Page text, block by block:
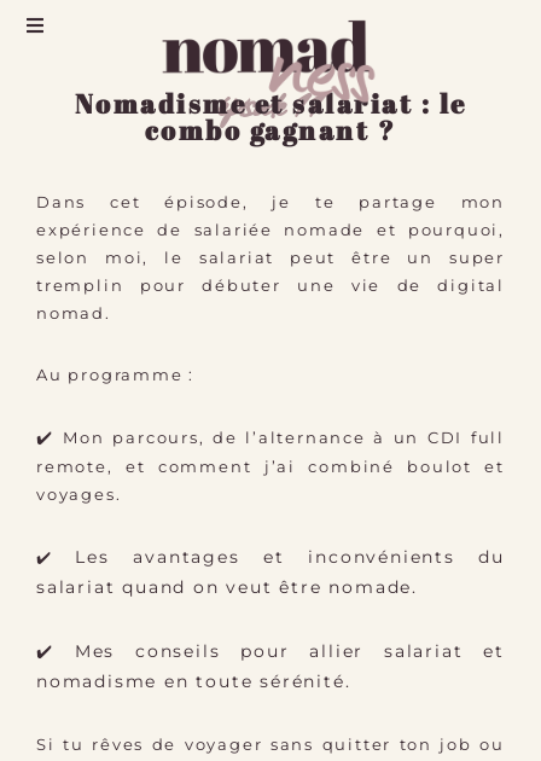
épisode 11
Nomadisme et salariat : le
combo gagnant ?
Dans cet épisode, je te partage mon
expérience de salariée nomade et pourquoi,
selon moi, le salariat peut être un super
tremplin pour débuter une vie de digital
nomad.
Au programme :
✔️
Mon parcours, de l’alternance à un CDI full
remote, et comment j’ai combiné boulot et
voyages.
✔️ Les avantages et inconvénients du
salariat quand on veut être nomade.
✔️ Mes conseils pour allier salariat et
nomadisme en toute sérénité.
Si tu rêves de voyager sans quitter ton job ou